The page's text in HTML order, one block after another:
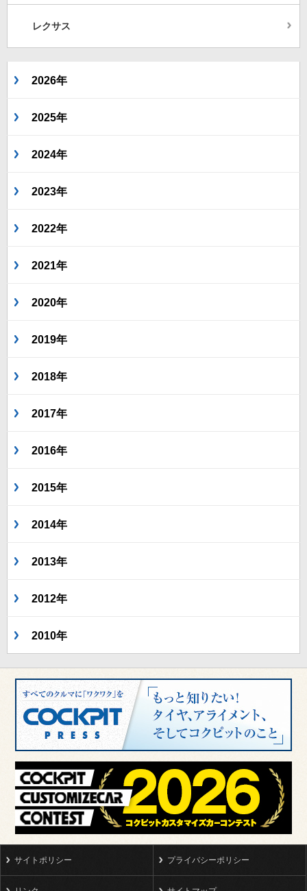
レクサス
2026年
2025年
2024年
2023年
2022年
2021年
2020年
2019年
2018年
2017年
2016年
2015年
2014年
2013年
2012年
2010年
サイトポリシー プライバシーポリシー